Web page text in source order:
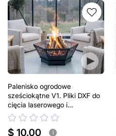
Palenisko ogrodowe
sześciokątne V1. Pliki DXF do
cięcia laserowego i
plazmowego
$ 10.00 i